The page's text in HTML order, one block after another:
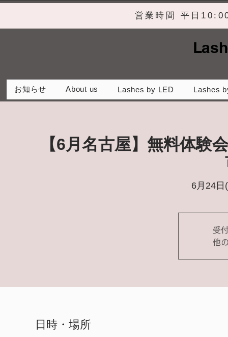
営業時間 平日
お知らせ About us Lashes by LED Lashes
【6月名古屋】無料体験
6月24日
受
他
日時・場所